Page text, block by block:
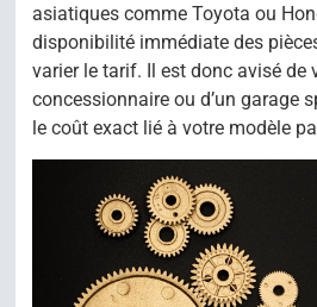
asiatiques comme Toyota ou
disponibilité immédiate des
varier le tarif. Il est donc avisé de
concessionnaire ou d’un garage
le coût exact lié à votre modèle